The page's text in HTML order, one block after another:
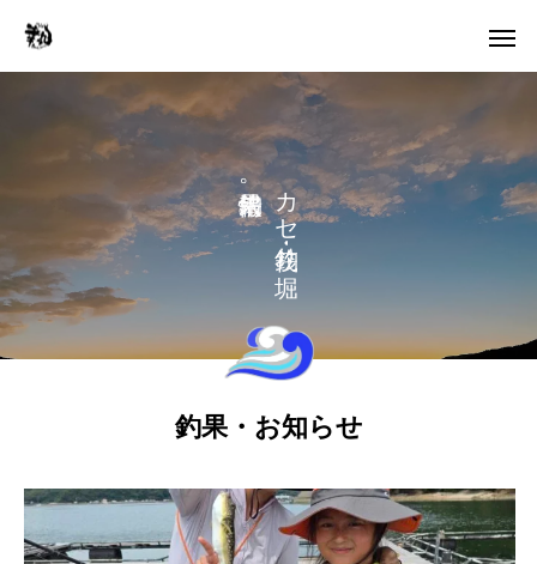
カ
セ
り
。
釣果・お知らせ